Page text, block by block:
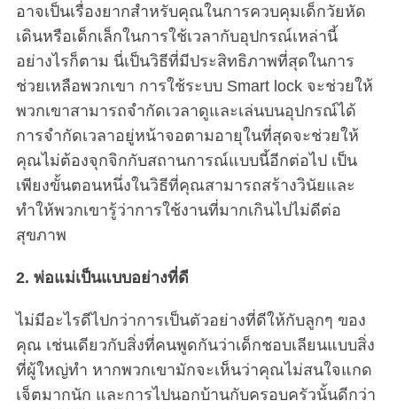
อาจเป็นเรื่องยากสำหรับคุณในการควบคุมเด็กวัยหัด
เดินหรือเด็กเล็กในการใช้เวลากับอุปกรณ์เหล่านี้
อย่างไรก็ตาม นี่เป็นวิธีที่มีประสิทธิภาพที่สุดในการ
ช่วยเหลือพวกเขา การใช้ระบบ Smart lock จะช่วยให้
พวกเขาสามารถจำกัดเวลาดูและเล่นบนอุปกรณ์ได้
การจำกัดเวลาอยู่หน้าจอตามอายุในที่สุดจะช่วยให้
คุณไม่ต้องจุกจิกกับสถานการณ์แบบนี้อีกต่อไป เป็น
เพียงขั้นตอนหนึ่งในวิธีที่คุณสามารถสร้างวินัยและ
ทำให้พวกเขารู้ว่าการใช้งานที่มากเกินไปไม่ดีต่อ
สุขภาพ
2. พ่อแม่เป็นแบบอย่างที่ดี
ไม่มีอะไรดีไปกว่าการเป็นตัวอย่างที่ดีให้กับลูกๆ ของ
คุณ เช่นเดียวกับสิ่งที่คนพูดกันว่าเด็กชอบเลียนแบบสิ่ง
ที่ผู้ใหญ่ทำ หากพวกเขามักจะเห็นว่าคุณไม่สนใจแกด
เจ็ตมากนัก และการไปนอกบ้านกับครอบครัวนั้นดีกว่า